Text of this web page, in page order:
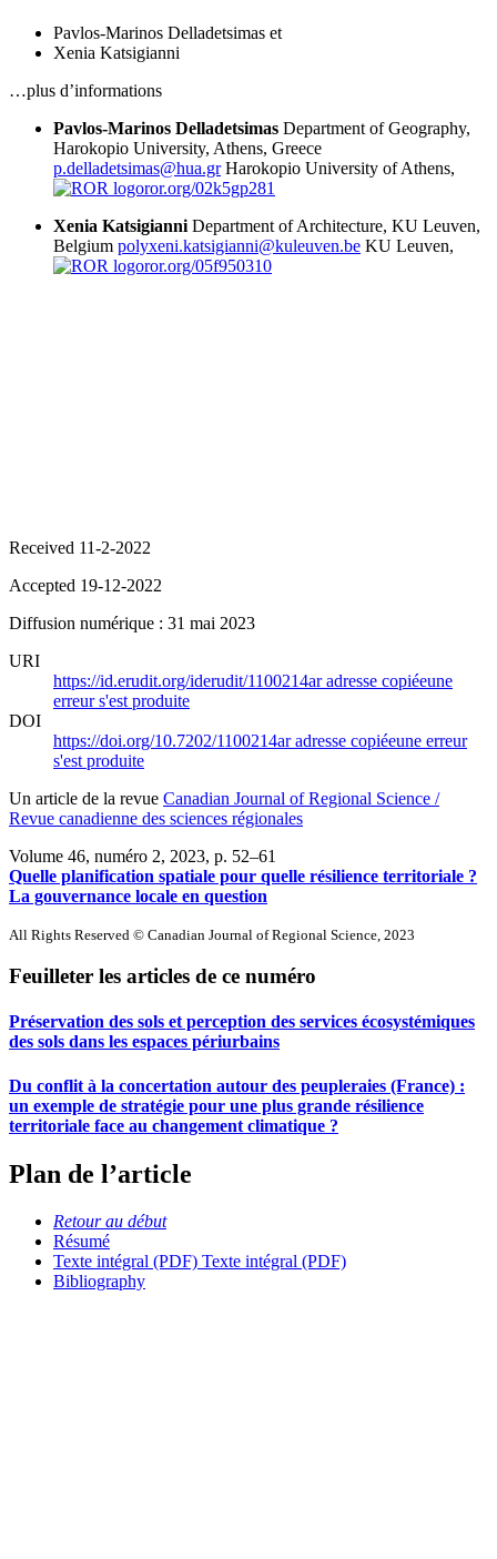
Pavlos-Marinos Delladetsimas et
Xenia Katsigianni
…plus d’informations
Pavlos-Marinos Delladetsimas Department of Geography,
Harokopio University, Athens, Greece
p.delladetsimas@hua.gr Harokopio University of Athens,
ror.org/02k5gp281
Xenia Katsigianni Department of Architecture, KU Leuven,
Belgium polyxeni.katsigianni@kuleuven.be KU Leuven,
ror.org/05f950310
Received 11-2-2022
Accepted 19-12-2022
Diffusion numérique : 31 mai 2023
URI
https://id.erudit.org/iderudit/1100214aradresse copiéeune
erreur s'est produite
DOI
https://doi.org/10.7202/1100214aradresse copiéeune erreur
s'est produite
Un article de la revue Canadian Journal of Regional Science /
Revue canadienne des sciences régionales
Volume 46, numéro 2, 2023, p. 52–61
Quelle planification spatiale pour quelle résilience territoriale ?
La gouvernance locale en question
All Rights Reserved © Canadian Journal of Regional Science, 2023
Feuilleter les articles de ce numéro
Préservation des sols et perception des services écosystémiques
des sols dans les espaces périurbains
Du conflit à la concertation autour des peupleraies (France) :
un exemple de stratégie pour une plus grande résilience
territoriale face au changement climatique ?
Plan de l’article
Retour au début
Résumé
Texte intégral (PDF) Texte intégral (PDF)
Bibliography